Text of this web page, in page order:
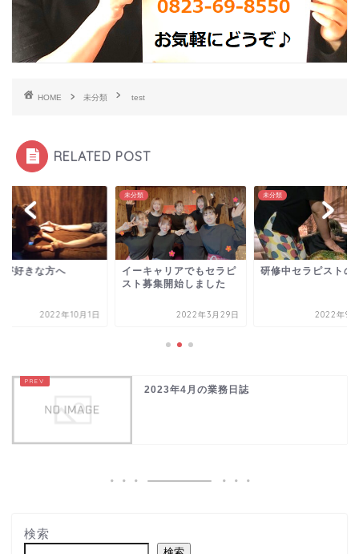
HOME 未分類 test
RELATED POST
が好きな方へ
2022年10月1日
未分類
イーキャリアでもセラピ
スト募集開始しました
2022年3月29日
未分類
研修中セラピストの
2022年9
2023年4月の業務日誌
検索